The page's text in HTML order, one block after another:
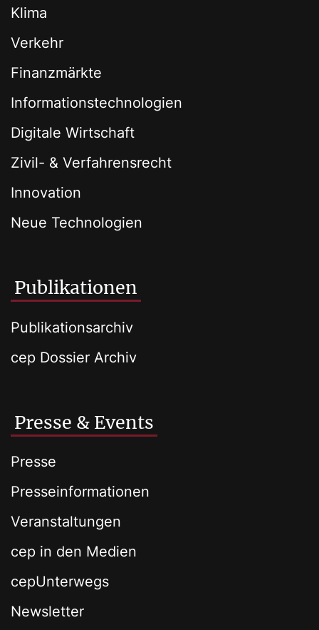
Klima
Verkehr
Finanzmärkte
Informationstechnologien
Digitale Wirtschaft
Zivil- & Verfahrensrecht
Innovation
Neue Technologien
Publikationen
Publikationsarchiv
cep Dossier Archiv
Presse & Events
Presse
Presseinformationen
Veranstaltungen
cep in den Medien
cepUnterwegs
Newsletter